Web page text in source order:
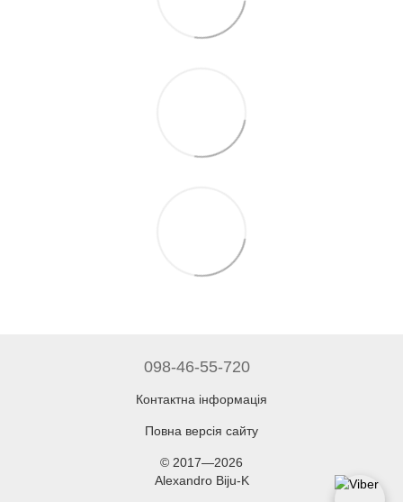
098-46-55-720
Контактна інформація
Повна версія сайту
© 2017—2026
Alexandro Biju-K